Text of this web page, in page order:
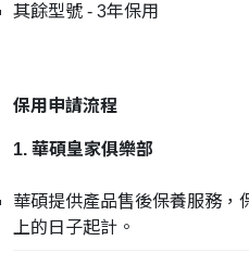
其餘型號 - 3年保用
保用申請流程
1. 華碩皇家俱樂部
華碩提供產品售後保養服務，
上的日子起計。